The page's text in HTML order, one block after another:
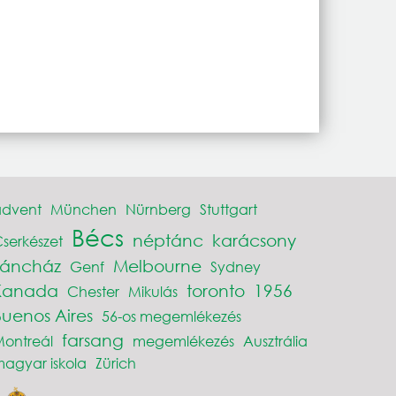
München Nürnberg Stuttgart
Bécs néptánc karácsony
Genf Melbourne Sydney
Chester Mikulás toronto 1956
Aires 56-os megemlékezés
farsang megemlékezés Ausztrália
iskola Zürich